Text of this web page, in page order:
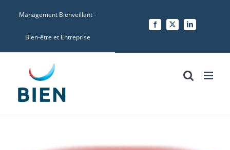
Management Bienveillant -
Bien-être et Entreprise
Facebook
X LinkedIn